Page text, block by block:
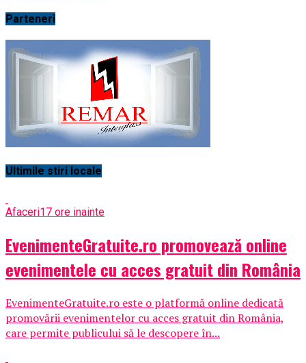
Parteneri
Ultimile stiri locale
Afaceri17 ore inainte
EvenimenteGratuite.ro promovează online
evenimentele cu acces gratuit din România
EvenimenteGratuite.ro este o platformă online dedicată
promovării evenimentelor cu acces gratuit din România,
care permite publicului să le descopere în...